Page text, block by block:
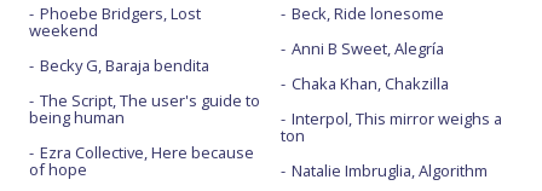
Phoebe Bridgers, Lost
weekend
Becky G, Baraja bendita
The Script, The user's guide to
being human
Ezra Collective, Here because
of hope
Beck, Ride lonesome
Anni B Sweet, Alegría
Chaka Khan, Chakzilla
Interpol, This mirror weighs a
ton
Natalie Imbruglia, Algorithm